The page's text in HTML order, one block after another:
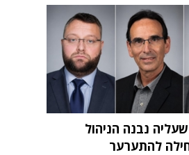
נבנה הניהול
להתערער